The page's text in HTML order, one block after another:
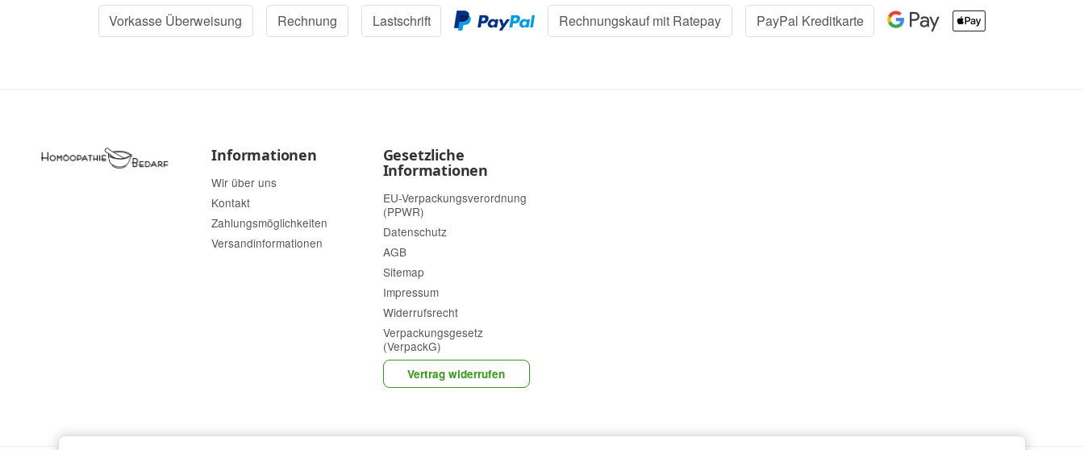
Vorkasse Überweisung Rechnung Lastschrift Rechnungskauf mit Ratepay PayPal Kreditkarte
Informationen
Wir über uns
Kontakt
Zahlungsmöglichkeiten
Versandinformationen
Gesetzliche
Informationen
EU-Verpackungsverordnung
(PPWR)
Datenschutz
AGB
Sitemap
Impressum
Widerrufsrecht
Verpackungsgesetz
(VerpackG)
Vertrag widerrufen